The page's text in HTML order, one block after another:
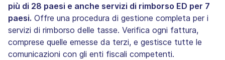
più di 28 paesi e anche servizi di rimborso ED per 7
paesi. Offre una procedura di gestione completa per i
servizi di rimborso delle tasse. Verifica ogni fattura,
comprese quelle emesse da terzi, e gestisce tutte le
comunicazioni con gli enti fiscali competenti.